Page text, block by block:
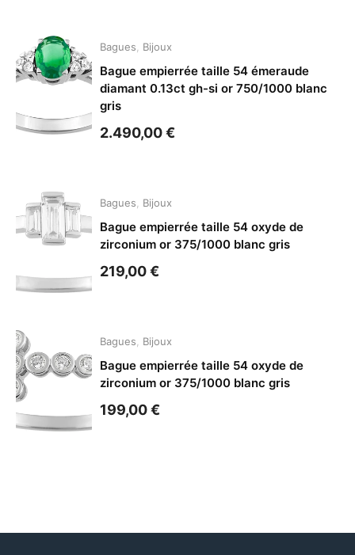
Bagues Bijoux
Bague empierrée taille 54 émeraude
diamant 0.13ct gh-si or 750/1000 blanc
gris
2.490,00€
Bagues Bijoux
Bague empierrée taille 54 oxyde de
zirconium or 375/1000 blanc gris
219,00€
Bagues Bijoux
Bague empierrée taille 54 oxyde de
zirconium or 375/1000 blanc gris
199,00€